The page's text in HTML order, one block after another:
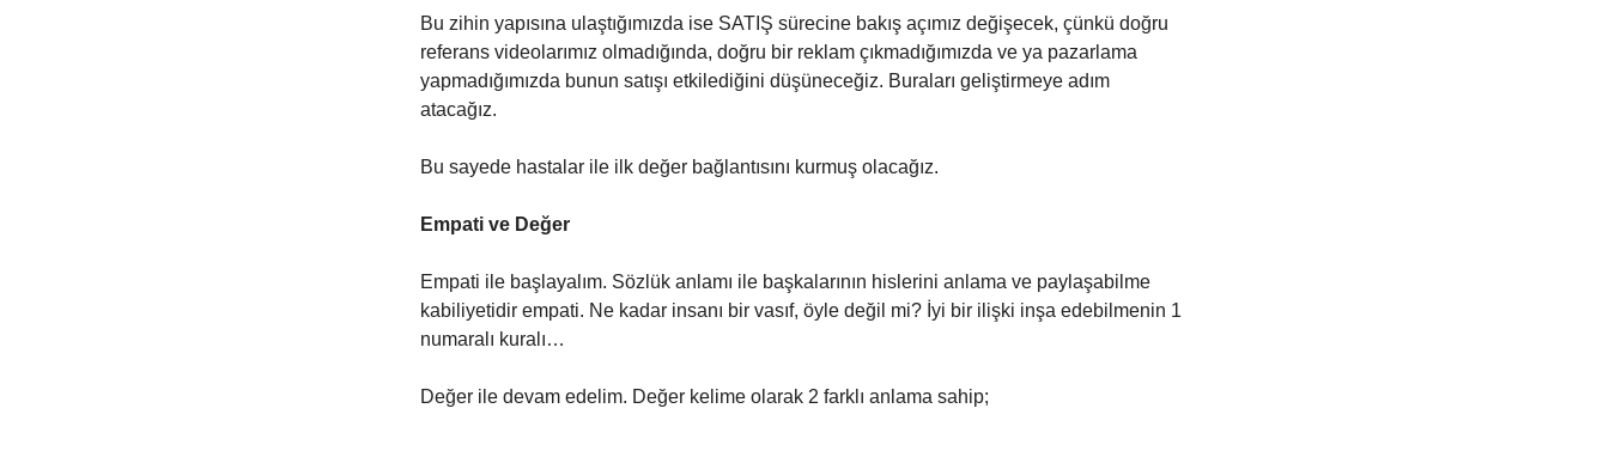
Bu zihin yapısına ulaştığımızda ise SATIŞ sürecine bakış açımız değişecek, çünkü doğru
referans videolarımız olmadığında, doğru bir reklam çıkmadığımızda ve ya pazarlama
yapmadığımızda bunun satışı etkilediğini düşüneceğiz. Buraları geliştirmeye adım
atacağız.
Bu sayede hastalar ile ilk değer bağlantısını kurmuş olacağız.
Empati ve Değer
Empati ile başlayalım. Sözlük anlamı ile başkalarının hislerini anlama ve paylaşabilme
kabiliyetidir empati. Ne kadar insanı bir vasıf, öyle değil mi? İyi bir ilişki inşa edebilmenin 1
numaralı kuralı…
Değer ile devam edelim. Değer kelime olarak 2 farklı anlama sahip;